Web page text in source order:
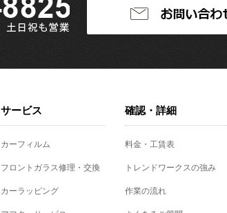
サービス
カーフィルム
フロントガラス修理・交換
カーラッピング
確認・詳細
料金・工賃表
トレンドワークスの強み
作業の流れ